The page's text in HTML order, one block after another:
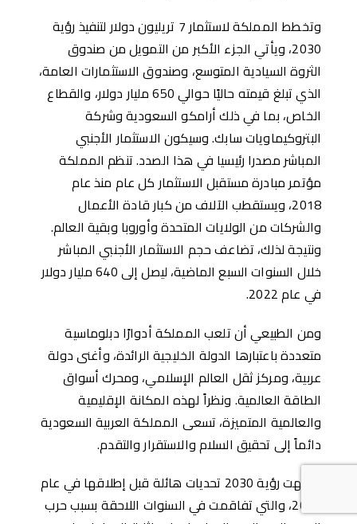
وتخطط المملكة لاستثمار 7 تريليون دولار لتنفيذ رؤية
2030، ويأتي الجزء الأكبر من التمويل من صندوق
الثروة السيادية المتوسع، وصندوق الاستثمارات العامة،
الذي تبلغ قيمته حاليًا حوالي 650 مليار دولار، والقطاع
الخاص، بما في ذلك أرامكو السعودية وشركة
البتروكيماويات سابك. وسيكون الاستثمار الأجنبي
المباشر مصدرا رئيسيا في هذا الصدد. تنظم المملكة
مؤتمر مبادرة مستقبل الاستثمار كل عام منذ عام
2018، ويستقطب الآلاف من كبار قادة الأعمال
والشركات من الولايات المتحدة وأوروبا وبقية العالم.
ونتيجة لذلك، تضاعف حجم الاستثمار الأجنبي المباشر
خلال السنوات السبع الماضية، ليصل إلى 640 مليار دولار
في عام 2022.
ومن الطبيعي أن تلعب المملكة أدوارًا دبلوماسية
متعددة باعتبارها الدولة الخليجية الرائدة، وأغنى دولة
عربية، ومركز ثقل العالم الإسلامي، ومحرك أسواق
الطاقة العالمية. ونظراً لهذه المكانة الإقليمية
والعالمية المتميزة، تسعى المملكة العربية السعودية
دائماً إلى تحقيق السلام والاستقرار والتقدم.
واجهت رؤية 2030 تحديات هائلة قبل إطلاقها في عام
2016، والتي تفاقمت في السنوات اللاحقة بسبب حرب